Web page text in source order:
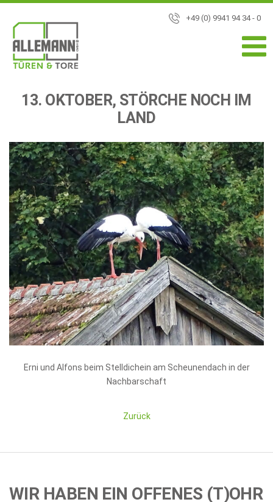
+49 (0) 9941 94 34 - 0
13. OKTOBER, STÖRCHE NOCH IM
LAND
Erni und Alfons beim Stelldichein am Scheunendach in der
Nachbarschaft
Zurück
WIR HABEN EIN OFFENES (T)OHR